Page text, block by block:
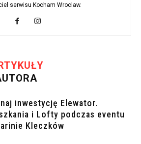
serwisu Kocham Wroclaw.
inwestycję Elewator.
i Lofty podczas eventu
Kleczków